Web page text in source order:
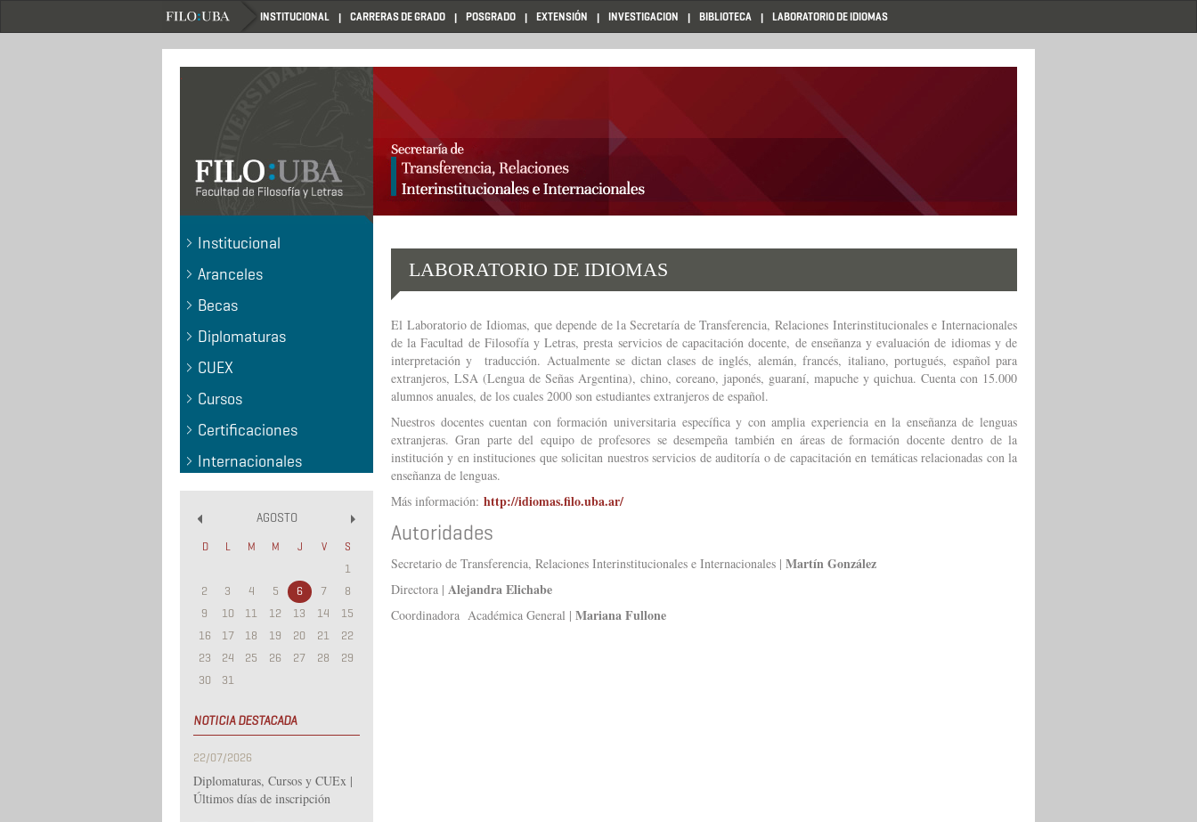
INSTITUCIONAL CARRERAS DE GRADO POSGRADO EXTENSIÓN INVESTIGACION BIBLIOTECA LABORATORIO DE IDIOMAS
.
Institucional
Aranceles
Becas
Diplomaturas
CUEX
Cursos
Certificaciones
Internacionales
AGOSTO
D L M M J V S
1
2
3 4 5 6 7
8
9
10 11 12 13 14
15
16
17 18 19 20 21
22
23
24 25 26 27 28
29
30
31
NOTICIA DESTACADA
22/07/2026
Diplomaturas, Cursos y CUEx |
Últimos días de inscripción
LABORATORIO DE IDIOMAS
El Laboratorio de Idiomas, que depende de la Secretaría de Transferencia, Relaciones Interinstitucionales e Internacionales
de la Facultad de Filosofía y Letras, presta servicios de capacitación docente, de enseñanza y evaluación de idiomas y de
interpretación y traducción. Actualmente se dictan clases de inglés, alemán, francés, italiano, portugués, español para
extranjeros, LSA (Lengua de Señas Argentina), chino, coreano, japonés, guaraní, mapuche y quichua. Cuenta con 15.000
alumnos anuales, de los cuales 2000 son estudiantes extranjeros de español.
Nuestros docentes cuentan con formación universitaria específica y con amplia experiencia en la enseñanza de lenguas
extranjeras. Gran parte del equipo de profesores se desempeña también en áreas de formación docente dentro de la
institución y en instituciones que solicitan nuestros servicios de auditoría o de capacitación en temáticas relacionadas con la
enseñanza de lenguas.
Más información: http://idiomas.filo.uba.ar/
Autoridades
Secretario de Transferencia, Relaciones Interinstitucionales e Internacionales | Martín González
Directora | Alejandra Elichabe
Coordinadora Académica General | Mariana Fullone